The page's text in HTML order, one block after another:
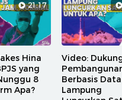
21:17
Hina
yang
8
Apa?
Video:
Berbasis
Lampung